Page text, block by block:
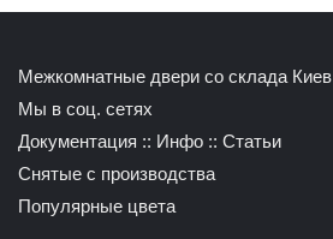
Межкомнатные двери со склада Киев
Мы в соц. сетях
Документация :: Инфо :: Статьи
Снятые с производства
Популярные цвета